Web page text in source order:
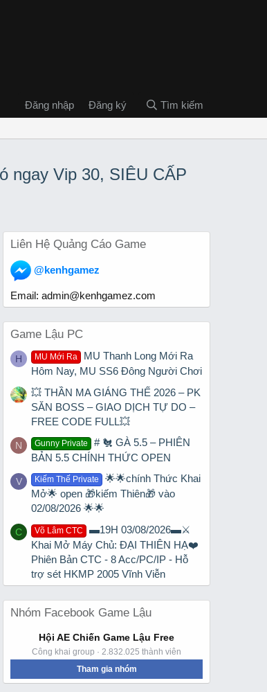
Đăng nhập Đăng ký Tìm kiếm
ngay Vip 30, SIÊU CẤP
Liên Hệ Quảng Cáo Game
@kenhgamez
Email: admin@kenhgamez.com
Game Lậu PC
H MU Mới Ra
MU Thanh Long Mới Ra
Hôm Nay, MU SS6 Đông Người Chơi
💥 THẦN MA GIÁNG THẾ 2026 – PK
SĂN BOSS – GIAO DỊCH TỰ DO –
FREE CODE FULL💥
N Gunny Private
# 🐔 GÀ 5.5 – PHIÊN
BẢN 5.5 CHÍNH THỨC OPEN
V Kiếm Thế Private
🌟🌟chính Thức Khai
Mở🌟 open 🎁kiếm Thiên🎁 vào
02/08/2026 🌟🌟
C Võ Lâm CTC
▬19H 03/08/2026▬⚔️
Khai Mở Máy Chủ: ĐẠI THIÊN HẠ❤️
Phiên Bản CTC - 8 Acc/PC/IP - Hỗ
trợ sét HKMP 2005 Vĩnh Viễn
Nhóm Facebook Game Lậu
Hội AE Chiến Game Lậu Free
Công khai group · 2.832.025 thành viên
Tham gia nhóm